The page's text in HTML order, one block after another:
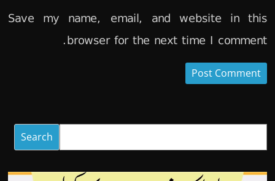
Save my name, email, and website in this
browser for the next time I comment.
Search